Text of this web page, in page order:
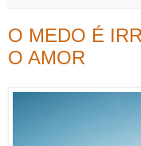
O MEDO É
O AMOR